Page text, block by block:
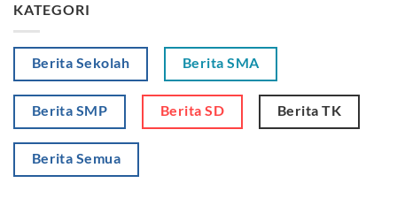
KATEGORI
Berita Sekolah Berita SMA
Berita SMP Berita SD Berita TK
Berita Semua